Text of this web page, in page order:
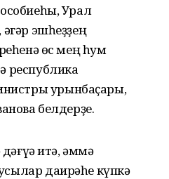
Урал
эшһеҙҙең
өс мең һум
республика
урынбаҫары,
белдерҙе.
итә, әммә
даирәһе күпкә